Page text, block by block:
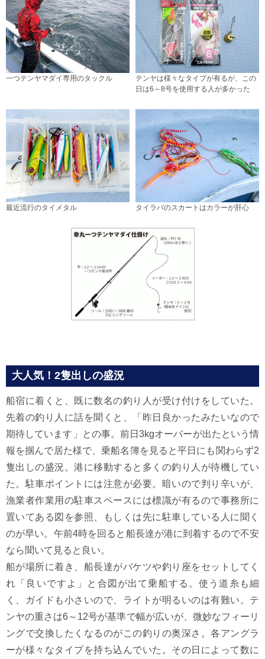
一つテンヤマダイ専用のタックル
テンヤは様々なタイプが有るが、この
日は6～8号を使用する人が多かった
最近流行のタイメタル タイラバのスカートはカラーが肝心
大人気！2隻出しの盛況
船宿に着くと、既に数名の釣り人が受け付けをしていた。
先着の釣り人に話を聞くと、「昨日良かったみたいなので
期待しています」との事。前日3kgオーバーが出たという情
報を掴んで居た様で、乗船名簿を見ると平日にも関わらず2
隻出しの盛況。港に移動すると多くの釣り人が待機してい
た。駐車ポイントには注意が必要。暗いので判り辛いが、
漁業者作業用の駐車スペースには標識が有るので事務所に
置いてある図を参照、もしくは先に駐車している人に聞く
のが早い。午前4時を回ると船長達が港に到着するので不安
なら聞いて見ると良い。
船が場所に着き、船長達がバケツや釣り座をセットしてく
れ「良いですよ」と合図が出て乗船する。使う道糸も細
く、ガイドも小さいので、ライトが明るいのは有難い。テ
ンヤの重さは6～12号が基準で幅が広いが、微妙なフィーリ
ングで交換したくなるのがこの釣りの奥深さ。各アングラ
ーが様々なタイプを持ち込んでいた。その日によって数に